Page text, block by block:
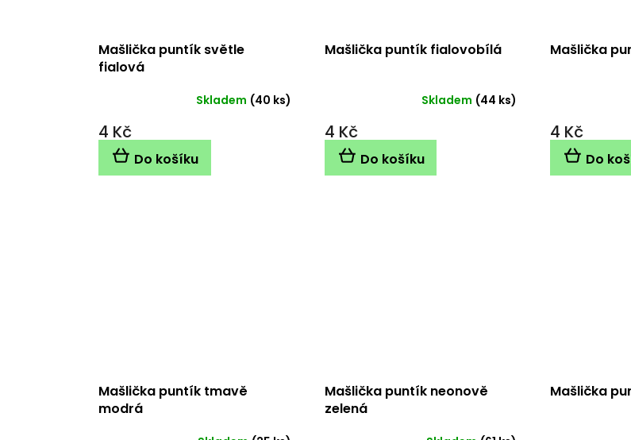
Mašlička puntík světle
fialová
Skladem (40 ks)
4 Kč
Do košíku
Mašlička puntík fialovobílá
Skladem (44 ks)
4 Kč
Do košíku
Mašlička
4 Kč
Do
Mašlička puntík tmavě
modrá
Mašlička puntík neonově
zelená
Mašlička